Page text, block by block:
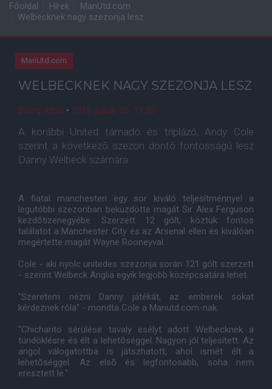
Főoldal Hírek
ManUtd.com
Welbecknek nagy szezonja lesz
ManUtd.com
WELBECKNEK NAGY SZEZONJA LESZ
Balog Attila • 2012. július. 06. 17:35
A korábbi United támadó és triplázó, Andy Cole
szerint a következõ szezon döntõ fontosságú lesz
Danny Welbeck számára.
A fiatal manchesteri egy sor kiváló teljesítménnyel a
legutóbbi szezonban beküzdötte magát Sir Alex Ferguson
kezdõtizenegyébe. Szerzett 12 gólt, köztük fontos
találatot a Manchester City és az Arsenal ellen és kiválóan
megértette magát Wayne Rooneyval.
Cole - aki nyolc unitedes szezonja során 121 gólt szerzett
- szerint Welbeck Anglia egyik legjobb középcsatára lehet.
"Szeretem nézni Danny játékát, az emberek sokat
kérdeznek róla" - mondta Cole a Manutd.com-nak.
"Chicharito sérülése tavaly esélyt adott Welbecknek a
tündöklésre és élt a lehetõséggel. Nagyon jól teljesített. Az
angol válogatottba is játszhatott, ahol ismét élt a
lehetõséggel. Az elsõ és legfontosabb, soha nem
eresztett le."